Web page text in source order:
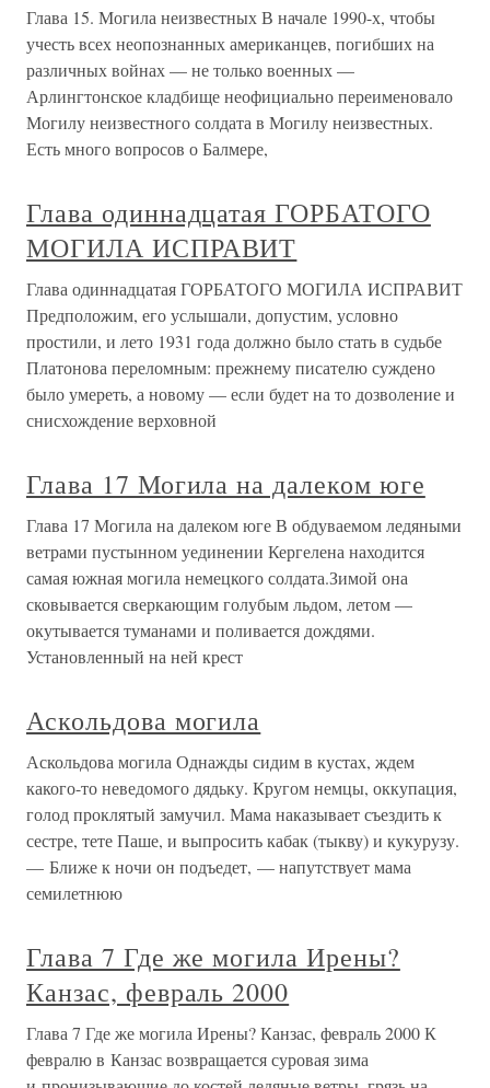
Глава 15. Могила неизвестных В начале 1990-х, чтобы
учесть всех неопознанных американцев, погибших на
различных войнах — не только военных —
Арлингтонское кладбище неофициально переименовало
Могилу неизвестного солдата в Могилу неизвестных.
Есть много вопросов о Балмере,
Глава одиннадцатая ГОРБАТОГО
МОГИЛА ИСПРАВИТ
Глава одиннадцатая ГОРБАТОГО МОГИЛА ИСПРАВИТ
Предположим, его услышали, допустим, условно
простили, и лето 1931 года должно было стать в судьбе
Платонова переломным: прежнему писателю суждено
было умереть, а новому — если будет на то дозволение и
снисхождение верховной
Глава 17 Могила на далеком юге
Глава 17 Могила на далеком юге В обдуваемом ледяными
ветрами пустынном уединении Кергелена находится
самая южная могила немецкого солдата.Зимой она
сковывается сверкающим голубым льдом, летом —
окутывается туманами и поливается дождями.
Установленный на ней крест
Аскольдова могила
Аскольдова могила Однажды сидим в кустах, ждем
какого-то неведомого дядьку. Кругом немцы, оккупация,
голод проклятый замучил. Мама наказывает съездить к
сестре, тете Паше, и выпросить кабак (тыкву) и кукурузу.
— Ближе к ночи он подъедет, — напутствует мама
семилетнюю
Глава 7 Где же могила Ирены?
Канзас, февраль 2000
Глава 7 Где же могила Ирены? Канзас, февраль 2000 К
февралю в Канзас возвращается суровая зима